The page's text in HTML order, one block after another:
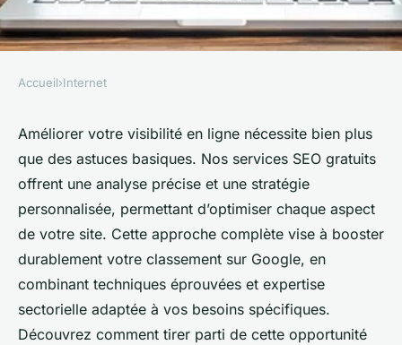
Optimisez votre présence en
ligne avec nos services SEO
gratuits
henriette• 29 juillet 2025•7 min de lecture
Accueil›Internet
Améliorer votre visibilité en ligne nécessite bien plus
que des astuces basiques. Nos services SEO gratuits
offrent une analyse précise et une stratégie
personnalisée, permettant d’optimiser chaque aspect
de votre site. Cette approche complète vise à booster
durablement votre classement sur Google, en
combinant techniques éprouvées et expertise
sectorielle adaptée à vos besoins spécifiques.
Découvrez comment tirer parti de cette opportunité